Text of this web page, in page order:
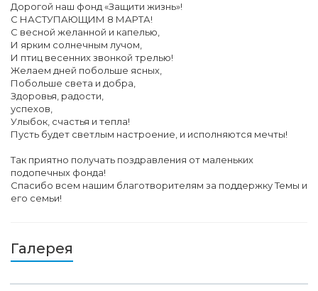
Дорогой наш фонд «Защити жизнь»!
С НАСТУПАЮЩИМ 8 МАРТА!
С весной желанной и капелью,
И ярким солнечным лучом,
И птиц весенних звонкой трелью!
Желаем дней побольше ясных,
Побольше света и добра,
Здоровья, радости,
успехов,
Улыбок, счастья и тепла!
Пусть будет светлым настроение, и исполняются мечты!
Так приятно получать поздравления от маленьких
подопечных фонда!
Спасибо всем нашим благотворителям за поддержку Темы и
его семьи!
Галерея